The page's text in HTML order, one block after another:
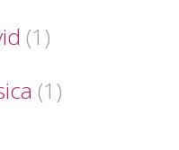
(1)
(1)